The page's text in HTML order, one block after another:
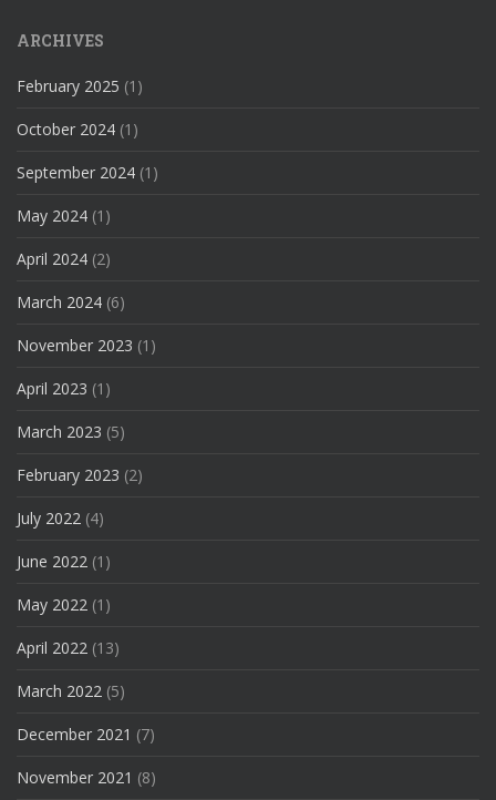
ARCHIVES
February 2025 (1)
October 2024 (1)
September 2024 (1)
May 2024 (1)
April 2024 (2)
March 2024 (6)
November 2023 (1)
April 2023 (1)
March 2023 (5)
February 2023 (2)
July 2022 (4)
June 2022 (1)
May 2022 (1)
April 2022 (13)
March 2022 (5)
December 2021 (7)
November 2021 (8)